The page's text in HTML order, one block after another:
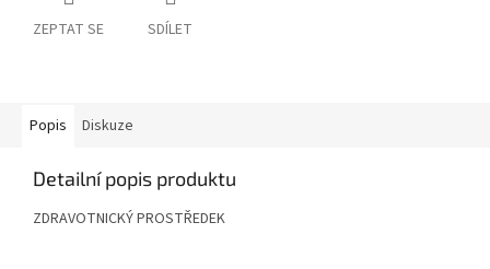
ZEPTAT SE SDÍLET
Popis Diskuze
Detailní popis produktu
ZDRAVOTNICKÝ PROSTŘEDEK